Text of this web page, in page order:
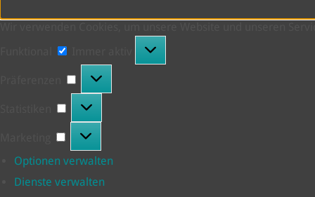
Präferenzen
Statistiken
Marketing
Optionen verwalten
Dienste verwalten